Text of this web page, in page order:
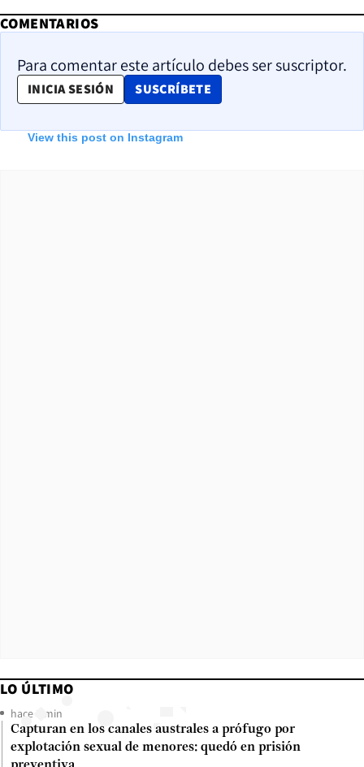
View this post on Instagram
COMENTARIOS
Para comentar este artículo debes ser suscriptor.
INICIA SESIÓN SUSCRÍBETE
OPENS IN NEW WINDOW
LO ÚLTIMO
hace 8 min
Capturan en los canales australes a prófugo por
explotación sexual de menores: quedó en prisión